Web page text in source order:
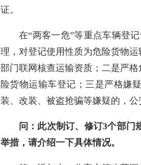
证。
在“两客一危”等重点车辆登
理，对登记使用性质为危险货物
部门联网核查运输资质；二是严
险货物运输车登记；三是严格嫌
装、改装、被盗抢骗等嫌疑的，
问：此次制订、修订3个部
举措，请介绍一下具体情况。